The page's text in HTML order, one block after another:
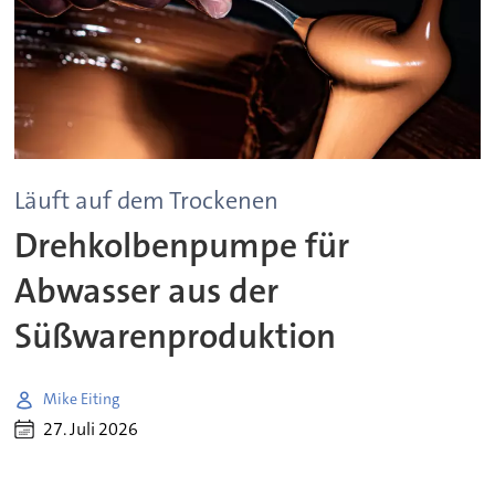
Läuft auf dem Trockenen
Drehkolbenpumpe für
Abwasser aus der
Süßwarenproduktion
Mike Eiting
27. Juli 2026